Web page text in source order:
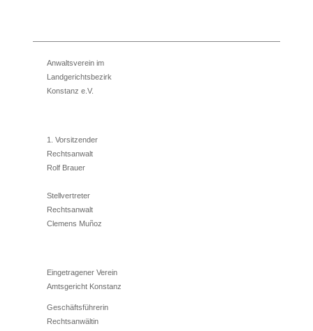
Anwaltsverein im
Landgerichtsbezirk
Konstanz e.V.
1. Vorsitzender
Rechtsanwalt
Rolf Brauer
Stellvertreter
Rechtsanwalt
Clemens Muñoz
Eingetragener Verein
Amtsgericht Konstanz
Geschäftsführerin
Rechtsanwältin